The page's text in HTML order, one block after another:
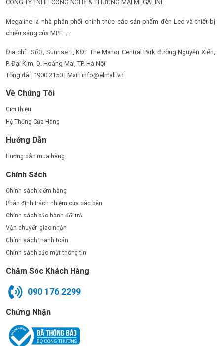
CÔNG TY TNHH CÔNG NGHỆ & THƯƠNG MẠI MEGALINE
Megaline là nhà phân phối chính thức các sản phẩm đèn Led và thiết bị
chiếu sáng của MPE ....
Địa chỉ : Số 3, Sunrise E, KĐT The Manor Central Park đường Nguyễn Xiển,
P. Đại Kim, Q. Hoàng Mai, TP. Hà Nội
Tổng đài: 1900 2150 | Mail: info@elmall.vn
Về Chúng Tôi
Giới thiệu
Hệ Thống Cửa Hàng
Hướng Dẫn
Hướng dẫn mua hàng
Chính Sách
Chính sách kiểm hàng
Phân định trách nhiệm của các bên
Chính sách bảo hành đổi trả
Vận chuyển giao nhận
Chính sách thanh toán
Chính sách bảo mật thông tin
Chăm Sóc Khách Hàng
090 176 2299
Chứng Nhận